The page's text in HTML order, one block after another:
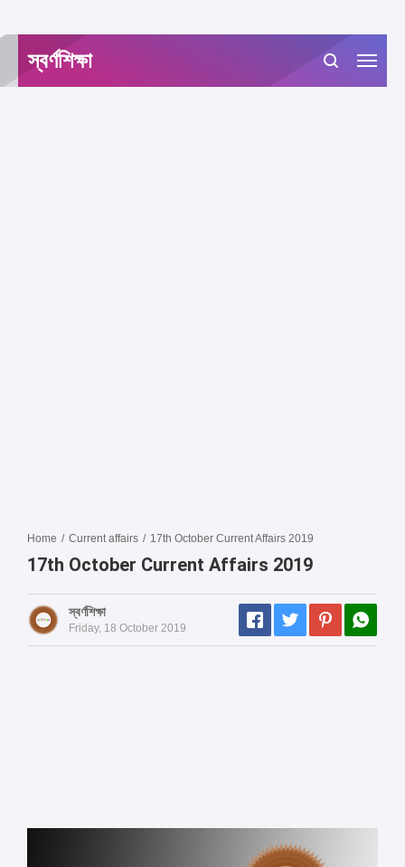
স্বর্ণশিক্ষা
Home / Current affairs / 17th October Current Affairs 2019
17th October Current Affairs 2019
স্বর্ণশিক্ষা
Friday, 18 October 2019